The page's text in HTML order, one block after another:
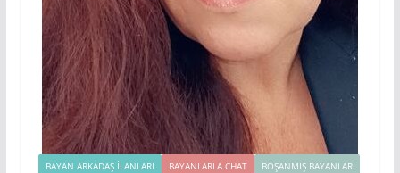
BAYAN ARKADAŞ İLANLARI BAYANLARLA CHAT
BOŞANMIŞ BAYANLAR